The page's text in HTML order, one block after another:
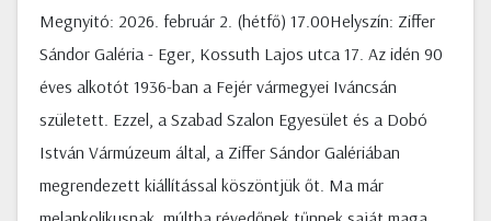
Megnyitó: 2026. február 2. (hétfő) 17.00Helyszín: Ziffer
Sándor Galéria - Eger, Kossuth Lajos utca 17. Az idén 90
éves alkotót 1936-ban a Fejér vármegyei Iváncsán
született. Ezzel, a Szabad Szalon Egyesület és a Dobó
István Vármúzeum által, a Ziffer Sándor Galériában
megrendezett kiállítással köszöntjük őt. Ma már